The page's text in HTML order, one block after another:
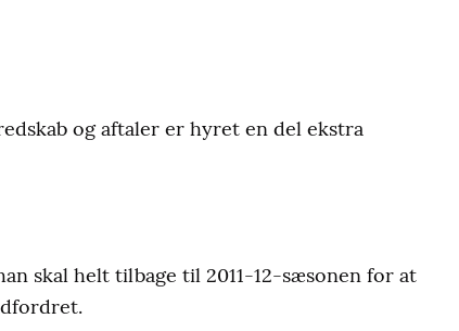
og aftaler er hyret en del ekstra
skal helt tilbage til 2011-12-sæsonen for at